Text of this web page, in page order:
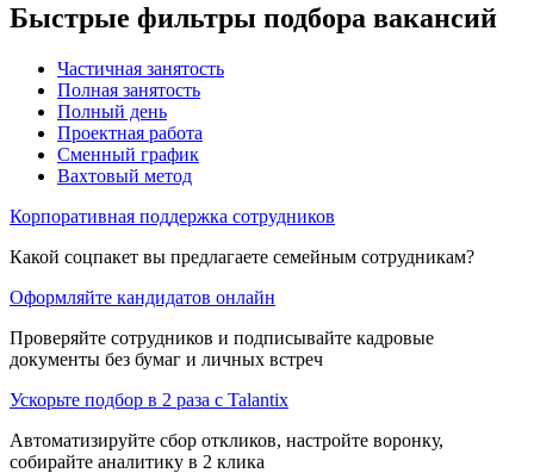
Быстрые фильтры подбора вакансий
Частичная занятость
Полная занятость
Полный день
Проектная работа
Сменный график
Вахтовый метод
Корпоративная поддержка сотрудников
Какой соцпакет вы предлагаете семейным сотрудникам?
Оформляйте кандидатов онлайн
Проверяйте сотрудников и подписывайте кадровые
документы без бумаг и личных встреч
Ускорьте подбор в 2 раза с Talantix
Автоматизируйте сбор откликов, настройте воронку,
собирайте аналитику в 2 клика